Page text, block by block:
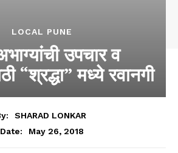
LOCAL PUNE
उपचार व
“श्रद्धा” मध्ये रवानगी
SHARAD LONKAR
Date:
May 26, 2018